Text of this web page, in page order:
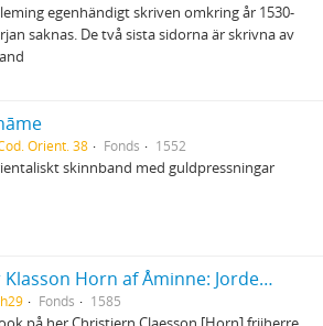
egenhändigt skriven omkring år 1530-
saknas. De två sista sidorna är skrivna av
Orient. 38 Fonds 1552
skinnband med guldpressningar
Krister Klasson Horn af Åminne: Jordebok
Fonds 1585